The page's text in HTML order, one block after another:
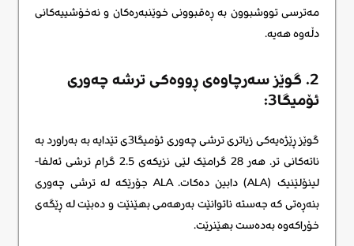
مەترسی تووشبوون بە ڕەقبوونی خوێنبەرەکان و نەخۆشییەکانی
دڵەوە هەیە.
2. گوێز سەرچاوەی ڕووەکی ترشە چەوری
ئۆمیگا3:
گوێز ڕێژەیەکی زیاتری ترشی چەوری ئۆمیگا3ی تێدایە بە بەراورد بە
ناتەکانی تر. هەر 28 گرامێک لێی نزیکەی 2.5 گرام ترشی ئەلفا-
لینۆلێنیک (ALA) دابین دەکات. ALA جۆرێکە لە ترشی چەوری
بنەڕەتی کە جەستە ناتوانێت بەرهەمی بهێنێت و دەبێت لە ڕێگەی
خۆراکەوە بەدەست بهێنرێت.